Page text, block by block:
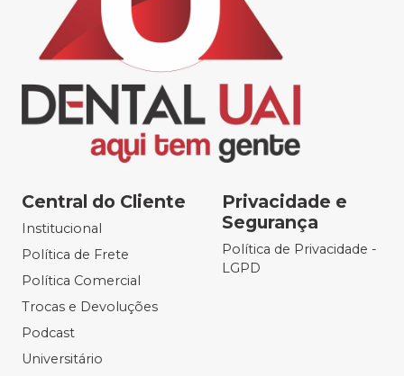
Central do Cliente
Institucional
Política de Frete
Política Comercial
Trocas e Devoluções
Podcast
Universitário
Privacidade e
Segurança
Política de Privacidade -
LGPD